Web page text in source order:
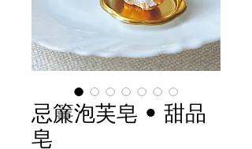
忌簾泡芙皂 • 甜品
皂